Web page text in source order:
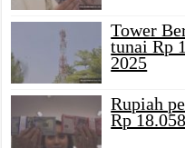
Tower
tunai Rp
2025
Rupiah
Rp